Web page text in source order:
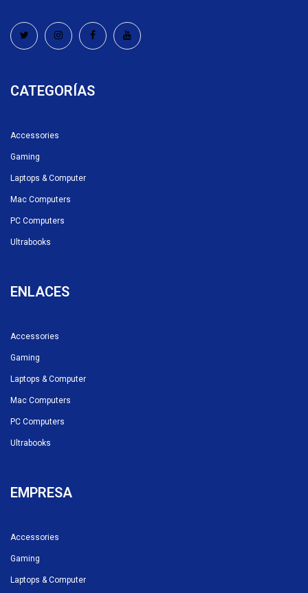
CATEGORÍAS
Accessories
Gaming
Laptops & Computer
Mac Computers
PC Computers
Ultrabooks
ENLACES
Accessories
Gaming
Laptops & Computer
Mac Computers
PC Computers
Ultrabooks
EMPRESA
Accessories
Gaming
Laptops & Computer